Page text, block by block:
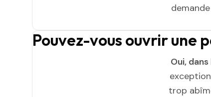
Pouvez-vous ouvrir une
Oui,
trop